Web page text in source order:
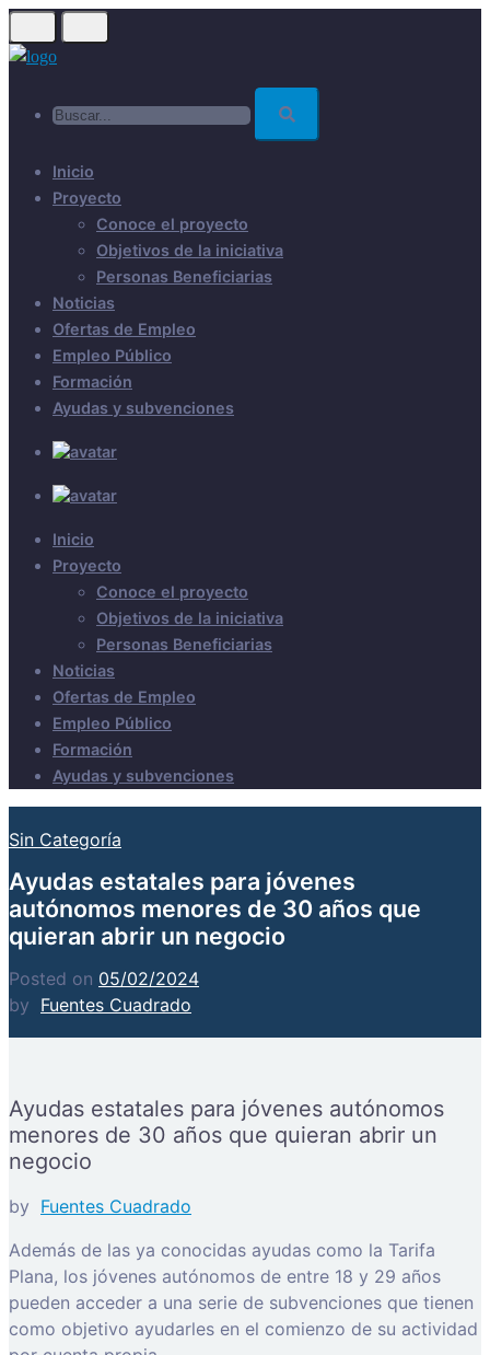
Skip
to
Inicio
Proyecto
Conoce el proyecto
Objetivos de la iniciativa
Personas Beneficiarias
Noticias
Ofertas de Empleo
Empleo Público
Formación
Ayudas y subvenciones
Inicio
Proyecto
Conoce el proyecto
Objetivos de la iniciativa
Personas Beneficiarias
Noticias
Ofertas de Empleo
Empleo Público
Formación
Ayudas y subvenciones
Sin Categoría
Ayudas estatales para jóvenes
autónomos menores de 30 años que
quieran abrir un negocio
Posted on 05/02/2024
by Fuentes Cuadrado
Ayudas estatales para jóvenes autónomos
menores de 30 años que quieran abrir un
negocio
by Fuentes Cuadrado
Además de las ya conocidas ayudas como la Tarifa
Plana, los jóvenes autónomos de entre 18 y 29 años
pueden acceder a una serie de subvenciones que tienen
como objetivo ayudarles en el comienzo de su actividad